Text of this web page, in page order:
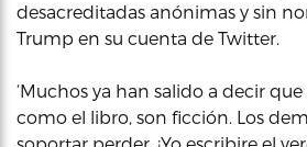
desacreditadas anónimas y sin
Trump en su cuenta de Twitter.
‘Muchos ya han salido a decir que
como el libro, son ficción. Los